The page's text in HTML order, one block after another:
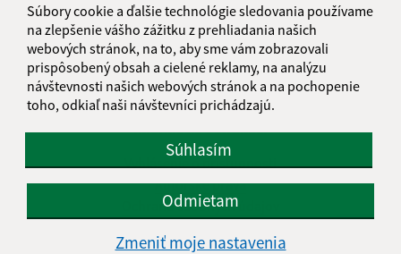
Súbory cookie a ďalšie technológie sledovania používame
na zlepšenie vášho zážitku z prehliadania našich
webových stránok, na to, aby sme vám zobrazovali
prispôsobený obsah a cielené reklamy, na analýzu
návštevnosti našich webových stránok a na pochopenie
toho, odkiaľ naši návštevníci prichádzajú.
Súhlasím
Odmietam
Zmeniť moje nastavenia
Informácie o stránke:
Vyhlásenie o prístupnosti
Autorské práva
Ochrana osobných údajov
Navigácia: